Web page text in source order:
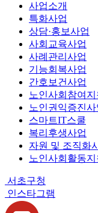
사업소개
특화사업
상담·홍보사업
사회교육사업
사례관리사업
기능회복사업
간호보건사업
노인사회참여지
노인권익증진사
스마트IT스쿨
복리후생사업
자원 및 조직화
노인사회활동지
서초구청
인스타그램